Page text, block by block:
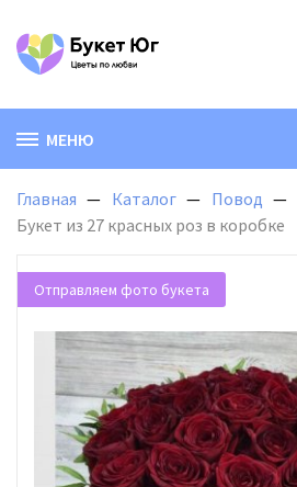
МЕНЮ
Главная Каталог Повод
Букет из 27 красных роз в коробке
Отправляем фото букета